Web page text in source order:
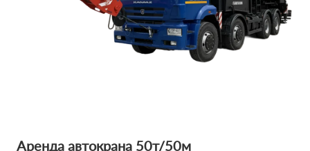
Аренда автокрана 50т/50м